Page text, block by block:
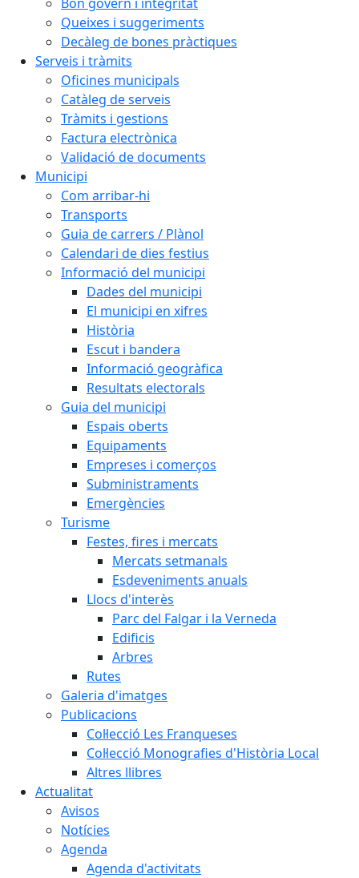
Queixes i suggeriments
Decàleg de bones pràctiques
Serveis i tràmits
Oficines municipals
Catàleg de serveis
Tràmits i gestions
Factura electrònica
Validació de documents
Municipi
Com arribar-hi
Transports
Guia de carrers / Plànol
Calendari de dies festius
Informació del municipi
Dades del municipi
El municipi en xifres
Història
Escut i bandera
Informació geogràfica
Resultats electorals
Guia del municipi
Espais oberts
Equipaments
Empreses i comerços
Subministraments
Emergències
Turisme
Festes, fires i mercats
Mercats setmanals
Esdeveniments anuals
Llocs d'interès
Parc del Falgar i la Verneda
Edificis
Arbres
Rutes
Galeria d'imatges
Publicacions
Col·lecció Les Franqueses
Col·lecció Monografies d'Història Local
Altres llibres
Actualitat
Avisos
Notícies
Agenda
Agenda d'activitats